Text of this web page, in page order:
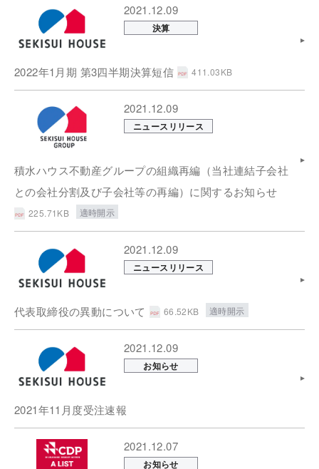
2021.12.09
決算
2022年1月期 第3四半期決算短信 411.03KB
2021.12.09
ニュースリリース
積水ハウス不動産グループの組織再編（当社連結子会社
との会社分割及び子会社等の再編）に関するお知らせ
225.71KB 適時開示
2021.12.09
ニュースリリース
代表取締役の異動について 66.52KB 適時開示
2021.12.09
お知らせ
2021年11月度受注速報
2021.12.07
お知らせ